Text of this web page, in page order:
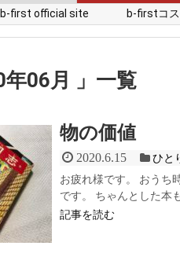
first official site b-firstコ
06月 一覧
物の価値
2020.6.15
ひと
お疲れ様です。 おうち
です。 ちゃんとした本
記事を読む